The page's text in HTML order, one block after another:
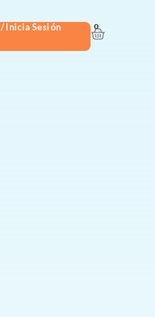
/ Inicia Sesión 0
Carrito